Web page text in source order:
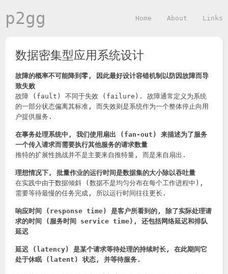
p2gg Home About Links
数据密集型应用系统设计
故障的概率不可能降到零, 因此最好设计容错机制以防因故障而导
致失败
故障 (fault) 不同于失效 (failure). 故障通常定义为系统
的一部分状态偏离其标准, 而失效则是系统作为一个整体停止向用
户提供服务.
在事务处理系统中, 我们使用扇出 (fan-out) 来描述为了服务
一个传入请求而需要执行其他服务的请求数量
推特的扩展性挑战并不是主要来自推特量, 而是来自扇出.
理想情况下, 批量作业的运行时间是数据集的大小除以吞吐量
在实践中由于数据倾斜 (数据不是均匀分布在每个工作进程中),
需要等待最慢的任务完成, 所以运行时间往往更长.
响应时间 (response time) 是客户所看到的, 除了实际处理请
求的时间 (服务时间 service time), 还包括网络延迟和排队
延迟
延迟 (latency) 是某个请求等待处理的持续时长, 在此期间它
处于休眠 (latent) 状态, 并等待服务.